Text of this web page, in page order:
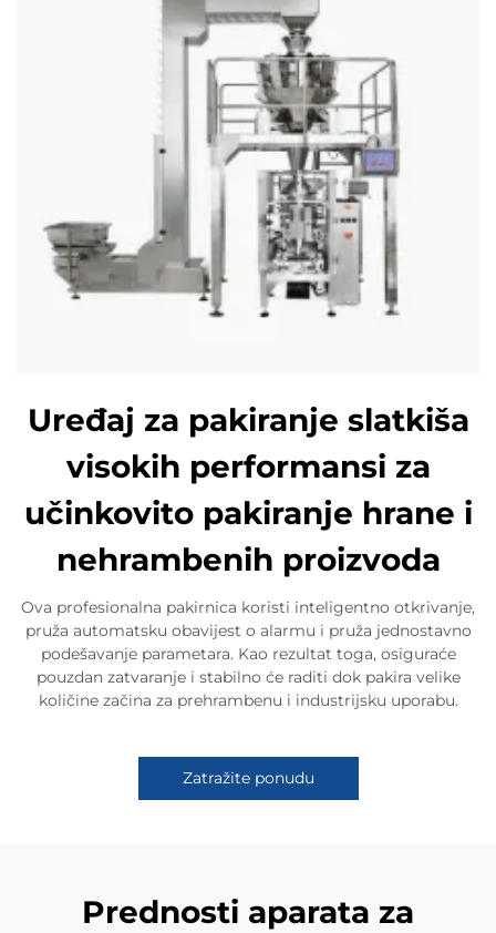
Uređaj za pakiranje slatkiša
visokih performansi za
učinkovito pakiranje hrane i
nehrambenih proizvoda
Ova profesionalna pakirnica koristi inteligentno otkrivanje,
pruža automatsku obavijest o alarmu i pruža jednostavno
podešavanje parametara. Kao rezultat toga, osiguraće
pouzdan zatvaranje i stabilno će raditi dok pakira velike
količine začina za prehrambenu i industrijsku uporabu.
Zatražite ponudu
Prednosti aparata za